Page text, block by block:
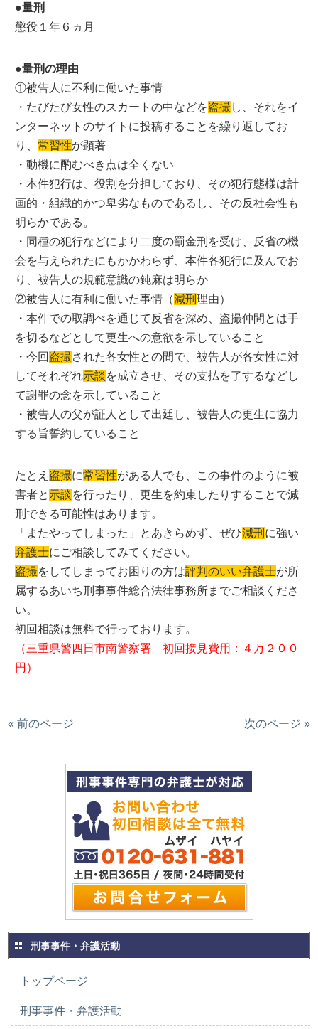
●量刑
懲役１年６ヵ月
●量刑の理由
①被告人に不利に働いた事情
・たびたび女性のスカートの中などを盗撮 し、それをイ
ンターネットのサイトに投稿することを繰り返してお
り、常習性が顕著
・動機に酌むべき点は全くない
・本件犯行は、役割を分担しており、その犯行態様は計
画的・組織的かつ卑劣なものであるし、その反社会性も
明らかである。
・同種の犯行などにより二度の罰金刑を受け、反省の機
会を与えられたにもかかわらず、本件各犯行に及んでお
り、被告人の規範意識の鈍麻は明らか
②被告人に有利に働いた事情（減刑理由）
・本件での取調べを通じて反省を深め、盗撮仲間とは手
を切るなどとして更生への意欲を示していること
・今回 盗撮された各女性との間で、被告人が各女性に対
してそれぞれ示談を成立させ、その支払を了するなどし
て謝罪の念を示していること
・被告人の父が証人として出廷し、被告人の更生に協力
する旨誓約していること
たとえ 盗撮に常習性がある人でも、この事件のように被
害者と 示談を行ったり、更生を約束したりすることで減
刑できる可能性はあります。
「またやってしまった」とあきらめず、ぜひ減刑 に強い
弁護士にご相談してみてください。
盗撮をしてしまってお困りの方は評判のいい弁護士が所
属するあいち刑事事件総合法律事務所までご相談くださ
い。
初回相談は無料で行っております。
（三重県警四日市南警察署 初回接見費用：４万２００
円）
« 前のページ 次のページ »
刑事事件・弁護活動
トップページ
刑事事件・弁護活動